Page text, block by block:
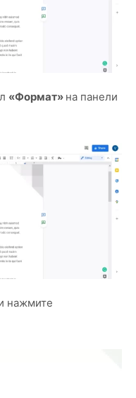
«Формат» на панели
нажмите